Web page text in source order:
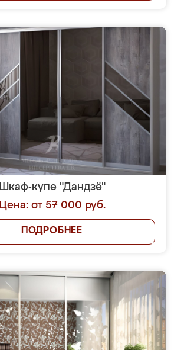
Шкаф-купе "Дандзё"
Цена: от 57 000 руб.
ПОДРОБНЕЕ